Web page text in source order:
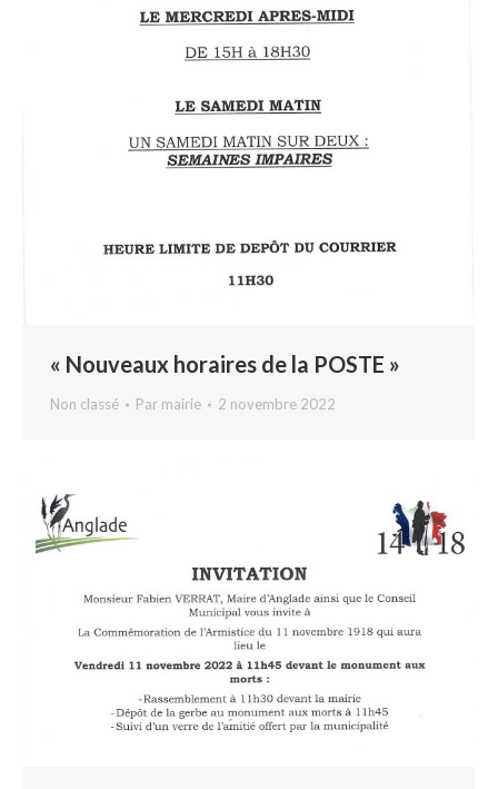
« Nouveaux horaires de la POSTE »
Non classé Par mairie 2 novembre 2022